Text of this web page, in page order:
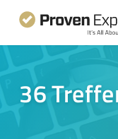
36